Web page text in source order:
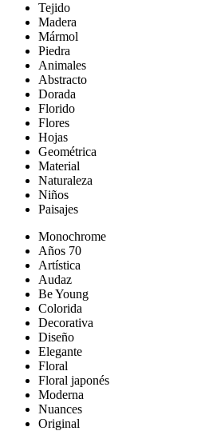
Tejido
Madera
Mármol
Piedra
Animales
Abstracto
Dorada
Florido
Flores
Hojas
Geométrica
Material
Naturaleza
Niños
Paisajes
Monochrome
Años 70
Artística
Audaz
Be Young
Colorida
Decorativa
Diseño
Elegante
Floral
Floral japonés
Moderna
Nuances
Original